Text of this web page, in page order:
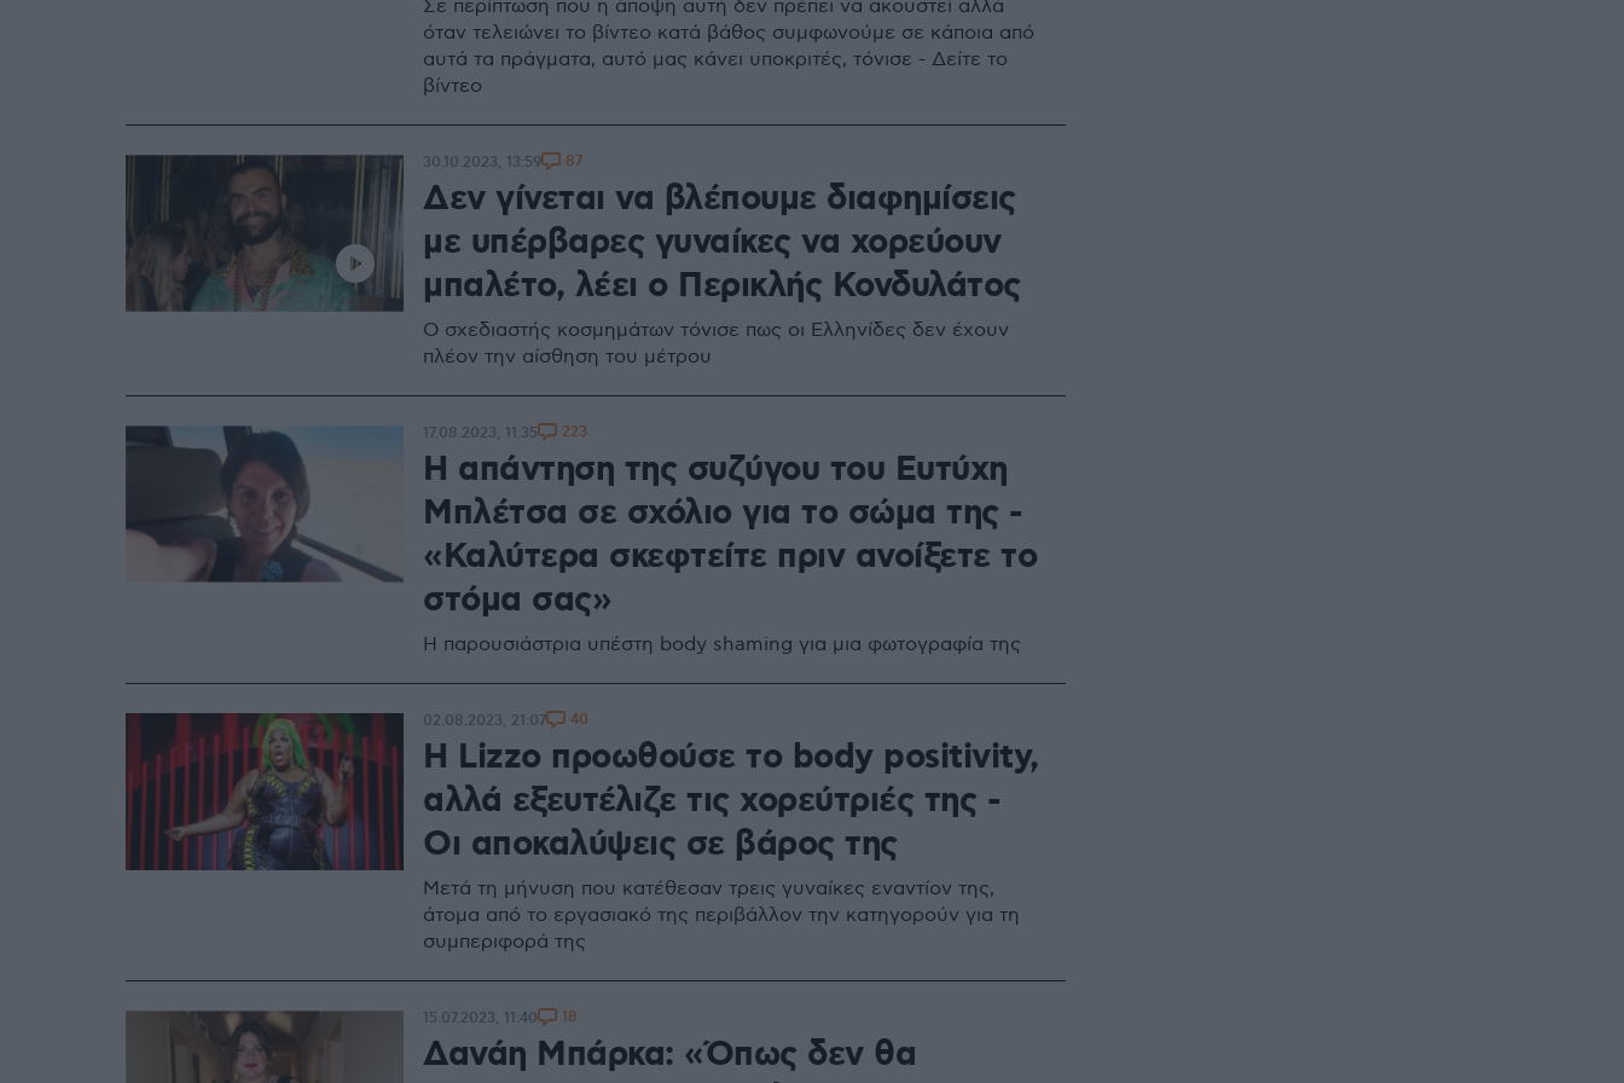
Σε περίπτωση που η άποψη αυτή δεν πρέπει να ακουστεί αλλά
όταν τελειώνει το βίντεο κατά βάθος συμφωνούμε σε κάποια από
αυτά τα πράγματα, αυτό μας κάνει υποκριτές, τόνισε - Δείτε το
βίντεο
Δεν γίνεται να βλέπουμε διαφημίσεις
με υπέρβαρες γυναίκες να χορεύουν
μπαλέτο, λέει ο Περικλής Κονδυλάτος
Ο σχεδιαστής κοσμημάτων τόνισε πως οι Ελληνίδες δεν έχουν
πλέον την αίσθηση του μέτρου
30.10.2023, 13:59 87
Η απάντηση της συζύγου του Ευτύχη
Μπλέτσα σε σχόλιο για το σώμα της -
«Καλύτερα σκεφτείτε πριν ανοίξετε το
στόμα σας»
Η παρουσιάστρια υπέστη body shaming για μια φωτογραφία της
17.08.2023, 11:35 223
Η Lizzo προωθούσε το body positivity,
αλλά εξευτέλιζε τις χορεύτριές της -
Οι αποκαλύψεις σε βάρος της
Μετά τη μήνυση που κατέθεσαν τρεις γυναίκες εναντίον της,
άτομα από το εργασιακό της περιβάλλον την κατηγορούν για τη
συμπεριφορά της
02.08.2023, 21:07 40
Δανάη Μπάρκα: «Όπως δεν θα
15.07.2023, 11:40 18